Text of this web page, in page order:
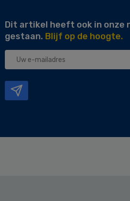
Dit artikel heeft ook in onze
gestaan. Blijf op de hoogte.
Uw